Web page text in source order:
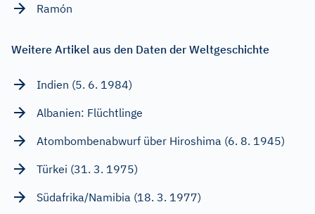
Ramón
Weitere Artikel aus den Daten der Weltgeschichte
Indien (5. 6. 1984)
Albanien: Flüchtlinge
Atombombenabwurf über Hiroshima (6. 8. 1945)
Türkei (31. 3. 1975)
Südafrika/Namibia (18. 3. 1977)